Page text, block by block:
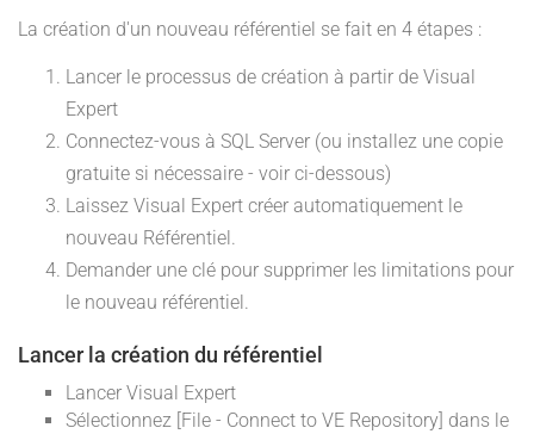
La création d'un nouveau référentiel se fait en 4 étapes :
Lancer le processus de création à partir de Visual
Expert
Connectez-vous à SQL Server (ou installez une copie
gratuite si nécessaire - voir ci-dessous)
Laissez Visual Expert créer automatiquement le
nouveau Référentiel.
Demander une clé pour supprimer les limitations pour
le nouveau référentiel.
Lancer la création du référentiel
Lancer Visual Expert
Sélectionnez [File - Connect to VE Repository] dans le